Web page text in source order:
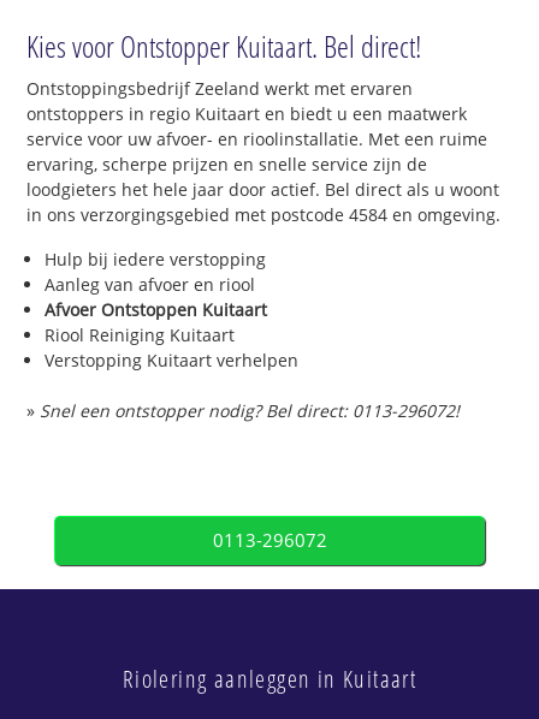
Kies voor Ontstopper Kuitaart. Bel direct!
Ontstoppingsbedrijf Zeeland werkt met ervaren
ontstoppers in regio Kuitaart en biedt u een maatwerk
service voor uw afvoer- en rioolinstallatie. Met een ruime
ervaring, scherpe prijzen en snelle service zijn de
loodgieters het hele jaar door actief. Bel direct als u woont
in ons verzorgingsgebied met postcode 4584 en omgeving.
Hulp bij iedere verstopping
Aanleg van afvoer en riool
Afvoer Ontstoppen Kuitaart
Riool Reiniging Kuitaart
Verstopping Kuitaart verhelpen
» Snel een ontstopper nodig? Bel direct: 0113-296072!
0113-296072
Riolering aanleggen in Kuitaart